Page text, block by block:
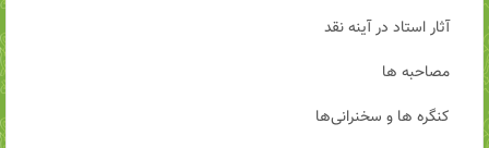
آثار استاد در آینه نقد
مصاحبه ها
کنگره ها و سخنرانی‌ها